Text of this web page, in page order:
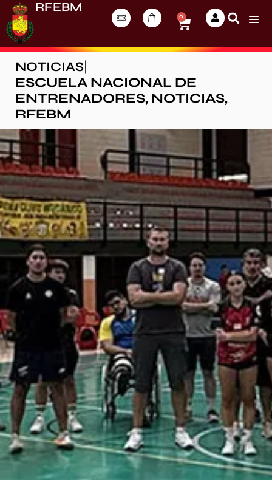
RFEBM
0
NOTICIAS
ESCUELA NACIONAL DE
ENTRENADORES, NOTICIAS,
RFEBM